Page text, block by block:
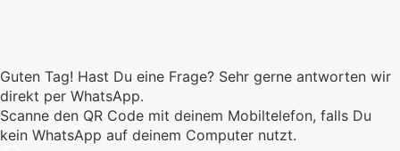
Guten Tag! Hast Du eine Frage? Sehr gerne antworten wir
direkt per WhatsApp.
Scanne den QR Code mit deinem Mobiltelefon, falls Du
kein WhatsApp auf deinem Computer nutzt.